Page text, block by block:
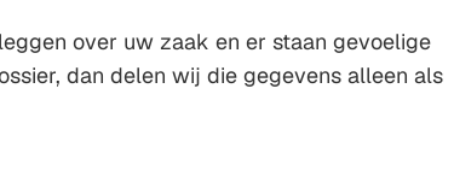
over uw zaak en er staan gevoelige
dan delen wij die gegevens alleen als